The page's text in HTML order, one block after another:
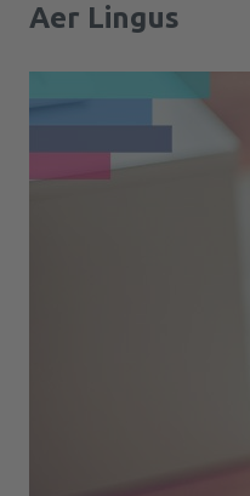
Aer Lingus